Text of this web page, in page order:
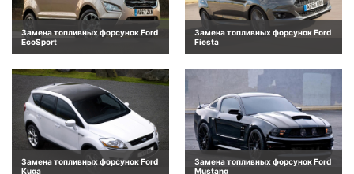
Замена топливных форсунок Ford
EcoSport
Замена топливных форсунок Ford
Fiesta
Замена топливных форсунок Ford
Kuga
Замена топливных форсунок Ford
Mustang